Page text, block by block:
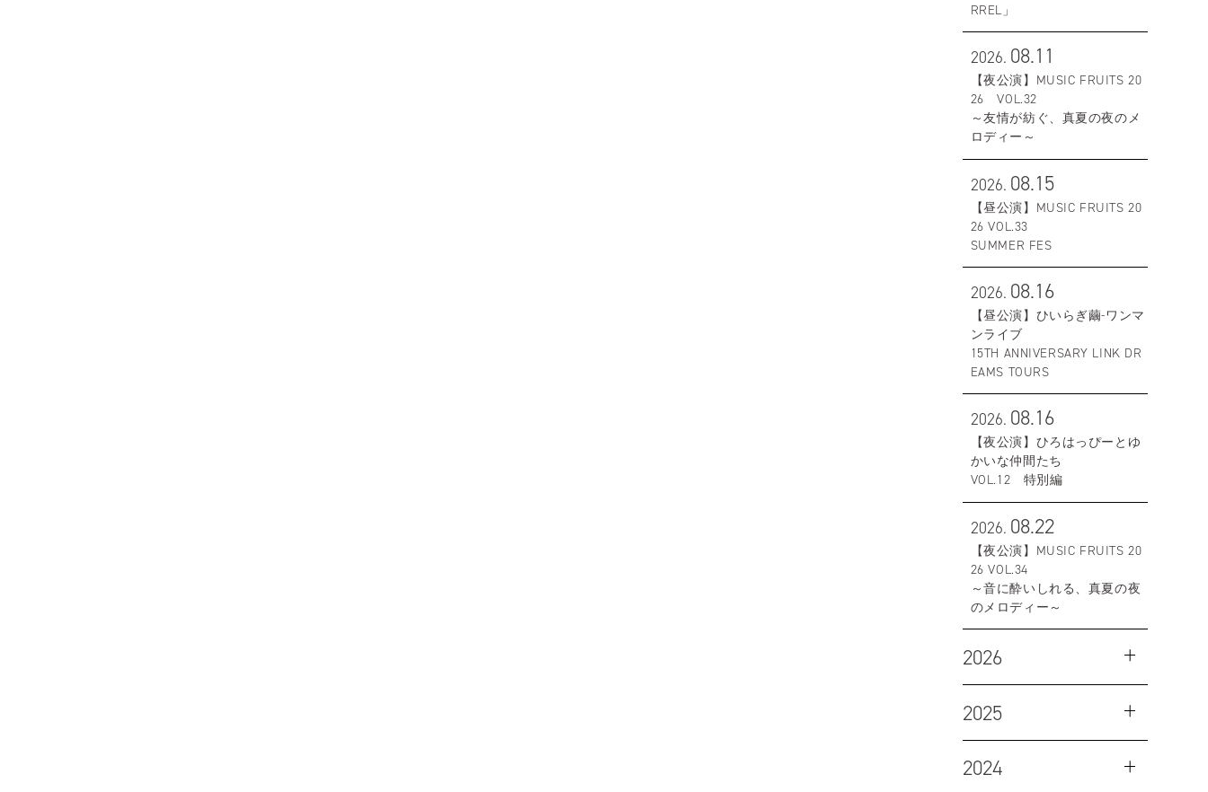
RREL」
2026. 08.11
【夜公演】MUSIC FRUITS 20
26 VOL.32
～友情が紡ぐ、真夏の夜のメ
ロディー～
2026. 08.15
【昼公演】MUSIC FRUITS 20
26 VOL.33
SUMMER FES
2026. 08.16
【昼公演】ひいらぎ繭-ワンマ
ンライブ
15TH ANNIVERSARY LINK DR
EAMS TOURS
2026. 08.16
【夜公演】ひろはっぴーとゆ
かいな仲間たち
VOL.12 特別編
2026. 08.22
【夜公演】MUSIC FRUITS 20
26 VOL.34
～音に酔いしれる、真夏の夜
のメロディー～
2026
2025
2024